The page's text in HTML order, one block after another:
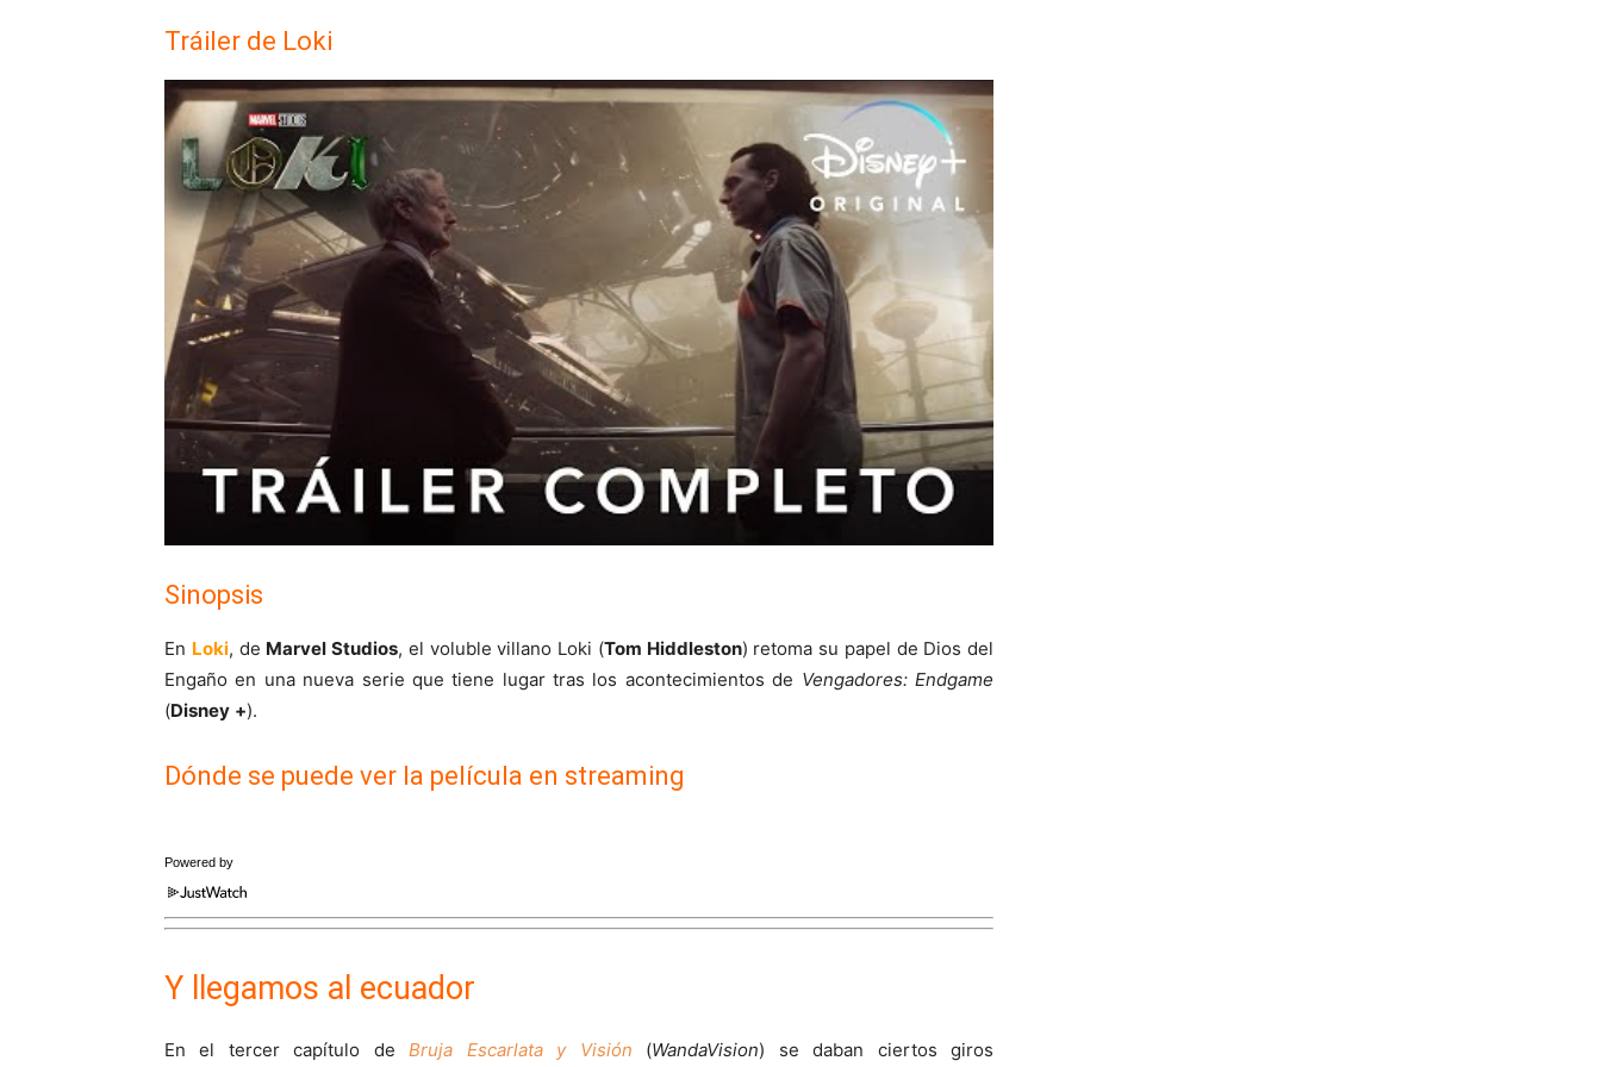
Tráiler de Loki
Sinopsis
En Loki, de Marvel Studios, el voluble villano Loki (Tom Hiddleston) retoma su papel de Dios del
Engaño en una nueva serie que tiene lugar tras los acontecimientos de Vengadores: Endgame
(Disney +).
Dónde se puede ver la película en streaming
Powered by
Y llegamos al ecuador
En el tercer capítulo deBruja Escarlata y Visión (WandaVision) se daban ciertos giros